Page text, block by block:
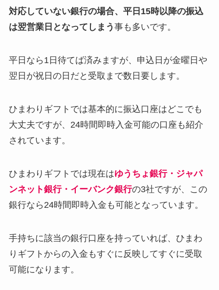
対応していない銀行の場合、平日15時以降の振込
は翌営業日となってしまう 事も多いです。
平日なら1日待てば済みますが、申込日が金曜日や
翌日が祝日の日だと受取まで数日要します。
ひまわりギフトでは基本的に振込口座はどこでも
大丈夫ですが、24時間即時入金可能の口座も紹介
されています。
ひまわりギフトでは現在はゆうちょ銀行・ジャパ
ンネット銀行・イーバンク銀行の3社ですが、この
銀行なら24時間即時入金も可能となっています。
手持ちに該当の銀行口座を持っていれば、ひまわ
りギフトからの入金もすぐに反映してすぐに受取
可能になります。